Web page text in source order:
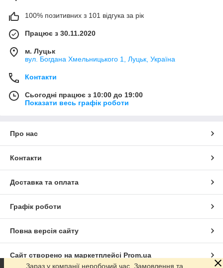
100% позитивних з 101 відгука за рік
Працює з 30.11.2020
м. Луцьк
вул. Богдана Хмельницького 1, Луцьк, Україна
Контакти
Сьогодні працює з 10:00 до 19:00
Показати весь графік роботи
Про нас
Контакти
Доставка та оплата
Графік роботи
Повна версія сайту
Сайт створено на маркетплейсі Prom.ua
Зараз у компанії неробочий час. Замовлення та